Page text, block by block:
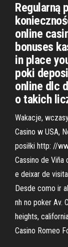
Regularną
online
bonuses
in place
poki
online dlc
o takich
Wakacje,
Casino w USA,
posiłki http: //
Cassino de Viña
e deixar de
Desde como ir
nh no poker Av.
heights,
Casino Romeo